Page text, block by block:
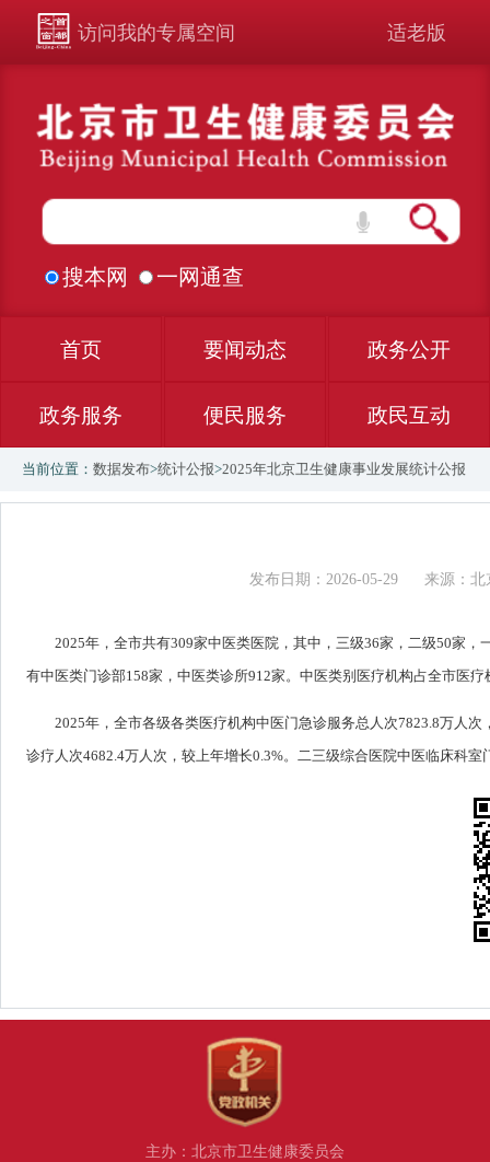
访问我的专属空间 适老版
搜本网 一网通查
首页 要闻动态 政务公开
政务服务 便民服务 政民互动
当前位置： 数据发布>统计公报>2025年北京卫生健康事业发展统计公报
发布日期：2026-05-29 来源：
2025年，全市共有309家中医类医院，其中，三级36家，二级50家
有中医类门诊部158家，中医类诊所912家。中医类别医疗机构占全市医
2025年，全市各级各类医疗机构中医门急诊服务总人次7823.8万人
诊疗人次4682.4万人次，较上年增长0.3%。二三级综合医院中医临床科
主办：北京市卫生健康委员会